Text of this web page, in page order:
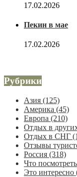
17.02.2026
Пекин в мае
17.02.2026
Рубрики
Азия (125)
Америка (45)
Европа (210)
Отдых в
Отдых в СНГ
Отзывы
Россия (318)
Что посмотреть
Это интересно